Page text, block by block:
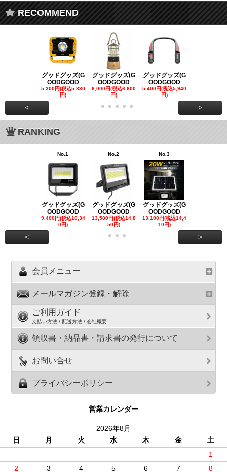
RECOMMEND
グッドグッズ(G
OODGOOD
5,300円(税込5,830
円)
グッドグッズ(G
OODGOOD
6,000円(税込6,600
円)
グッドグッズ(G
OODGOOD
5,400円(税込5,940
円)
< >
RANKING
No.1
グッドグッズ(G
OODGOOD
9,400円(税込10,34
0円)
No.2
グッドグッズ(G
OODGOOD
13,500円(税込14,8
50円)
No.3
グッドグッズ(G
OODGOOD
13,100円(税込14,4
10円)
< >
会員メニュー
メールマガジン登録・解除
ご利用ガイド
支払い方法 / 配送方法 / 会社概要
領収書・納品書・請求書の発行について
お問い合せ
プライバシーポリシー
営業カレンダー
2026年8月
日
月 火 水 木 金
土
1
2
3 4 5 6 7 8